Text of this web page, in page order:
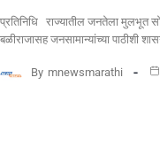
प्रतिनिधि राज्यातील जनतेला मुलभूत
बळीराजासह जनसामान्यांच्या पाठीशी
By mnewsmarathi